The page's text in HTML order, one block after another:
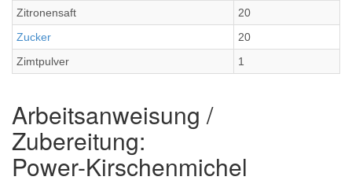
Zitronensaft
20
Zucker
20
Zimtpulver
1
Arbeitsanweisung /
Zubereitung:
Power-Kirschenmichel